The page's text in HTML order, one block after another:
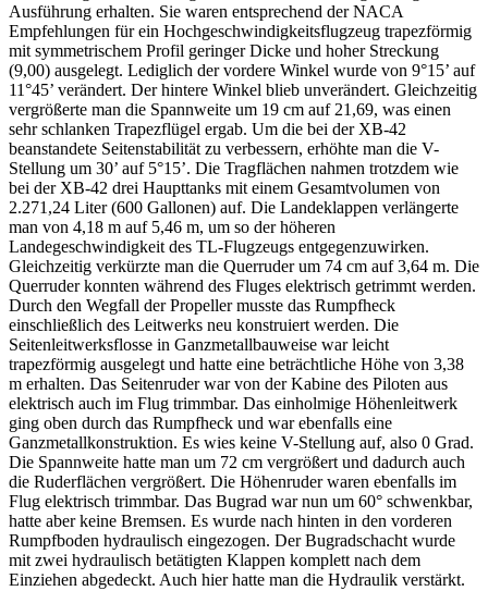
Ausführung erhalten. Sie waren entsprechend der NACA
Empfehlungen für ein Hochgeschwindigkeitsflugzeug trapezförmig
mit symmetrischem Profil geringer Dicke und hoher Streckung
(9,00) ausgelegt. Lediglich der vordere Winkel wurde von 9°15’ auf
11°45’ verändert. Der hintere Winkel blieb unverändert. Gleichzeitig
vergrößerte man die Spannweite um 19 cm auf 21,69, was einen
sehr schlanken Trapezflügel ergab. Um die bei der XB-42
beanstandete Seitenstabilität zu verbessern, erhöhte man die V-
Stellung um 30’ auf 5°15’. Die Tragflächen nahmen trotzdem wie
bei der XB-42 drei Haupttanks mit einem Gesamtvolumen von
2.271,24 Liter (600 Gallonen) auf. Die Landeklappen verlängerte
man von 4,18 m auf 5,46 m, um so der höheren
Landegeschwindigkeit des TL-Flugzeugs entgegenzuwirken.
Gleichzeitig verkürzte man die Querruder um 74 cm auf 3,64 m. Die
Querruder konnten während des Fluges elektrisch getrimmt werden.
Durch den Wegfall der Propeller musste das Rumpfheck
einschließlich des Leitwerks neu konstruiert werden. Die
Seitenleitwerksflosse in Ganzmetallbauweise war leicht
trapezförmig ausgelegt und hatte eine beträchtliche Höhe von 3,38
m erhalten. Das Seitenruder war von der Kabine des Piloten aus
elektrisch auch im Flug trimmbar. Das einholmige Höhenleitwerk
ging oben durch das Rumpfheck und war ebenfalls eine
Ganzmetallkonstruktion. Es wies keine V-Stellung auf, also 0 Grad.
Die Spannweite hatte man um 72 cm vergrößert und dadurch auch
die Ruderflächen vergrößert. Die Höhenruder waren ebenfalls im
Flug elektrisch trimmbar. Das Bugrad war nun um 60° schwenkbar,
hatte aber keine Bremsen. Es wurde nach hinten in den vorderen
Rumpfboden hydraulisch eingezogen. Der Bugradschacht wurde
mit zwei hydraulisch betätigten Klappen komplett nach dem
Einziehen abgedeckt. Auch hier hatte man die Hydraulik verstärkt.